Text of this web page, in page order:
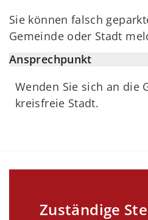
Sie können falsch
Gemeinde oder Stadt
Ansprechpunkt
Wenden Sie sich an die
kreisfreie Stadt.
Zuständige